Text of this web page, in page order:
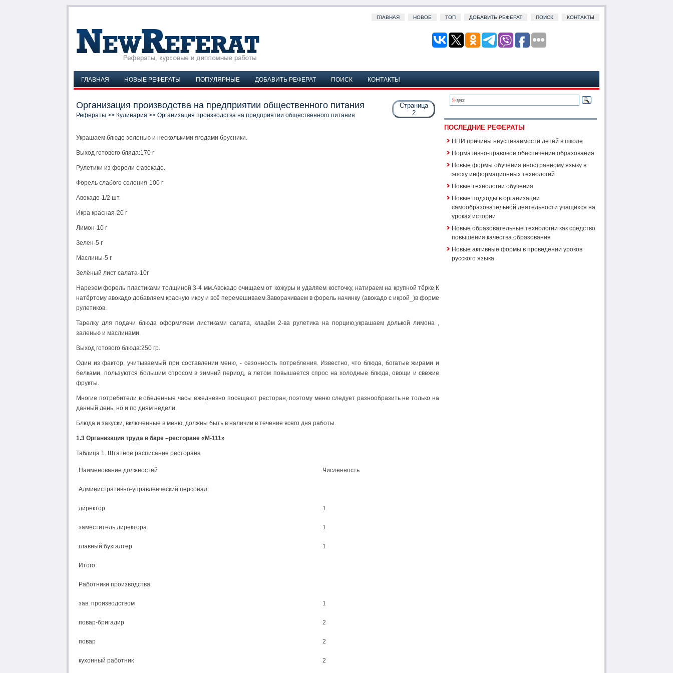
ГЛАВНАЯ НОВОЕ ТОП ДОБАВИТЬ РЕФЕРАТ ПОИСК КОНТАКТЫ
ГЛАВНАЯ НОВЫЕ РЕФЕРАТЫ ПОПУЛЯРНЫЕ ДОБАВИТЬ РЕФЕРАТ ПОИСК КОНТАКТЫ
Страница
2
Организация производства на предприятии общественного питания
Рефераты >> Кулинария >> Организация производства на предприятии общественного питания
Украшаем блюдо зеленью и несколькими ягодами брусники.
Выход готового бляда:170 г
Рулетики из форели с авокадо.
Форель слабого соления-100 г
Авокадо-1/2 шт.
Икра красная-20 г
Лимон-10 г
Зелен-5 г
Маслины-5 г
Зелёный лист салата-10г
Нарезем форель пластиками толщиной 3-4 мм.Авокадо очищаем от кожуры и удаляем косточку, натираем на крупной тёрке.К
натёртому авокадо добавляем красную икру и всё перемешиваем.Заворачиваем в форель начинку (авокадо с икрой_)в форме
рулетиков.
Тарелку для подачи блюда оформляем листиками салата, кладём 2-ва рулетика на порцию,украшаем долькой лимона ,
заленью и маслинами.
Выход готового блюда:250 гр.
Один из фактор, учитываемый при составлении меню, - сезонность потребления. Известно, что блюда, богатые жирами и
белками, пользуются большим спросом в зимний период, а летом повышается спрос на холодные блюда, овощи и свежие
фрукты.
Многие потребители в обеденные часы ежедневно посещают ресторан, поэтому меню следует разнообразить не только на
данный день, но и по дням недели.
Блюда и закуски, включенные в меню, должны быть в наличии в течение всего дня работы.
1.3 Организация труда в баре –ресторане «М-111»
Таблица 1. Штатное расписание ресторана
Наименование должностей Численность
Административно-управленческий персонал:
директор 1
заместитель директора 1
главный бухгалтер 1
Итого:
Работники производства:
зав. производством 1
повар-бригадир 2
повар 2
кухонный работник 2
ПОСЛЕДНИЕ РЕФЕРАТЫ
НПИ причины неуспеваемости детей в школе
Нормативно-правовое обеспечение образования
Новые формы обучения иностранному языку в
эпоху информационных технологий
Новые технологии обучения
Новые подходы в организации
самообразовательной деятельности учащихся на
уроках истории
Новые образовательные технологии как средство
повышения качества образования
Новые активные формы в проведении уроков
русского языка